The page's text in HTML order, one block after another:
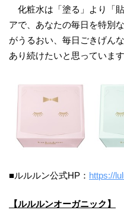
化粧水は「塗る」より「
アで、あなたの毎日を特別
がうるおい、毎日ごきげん
あり続けたいと思っています
■ルルルン公式HP： https://
【ルルルンオーガニック】